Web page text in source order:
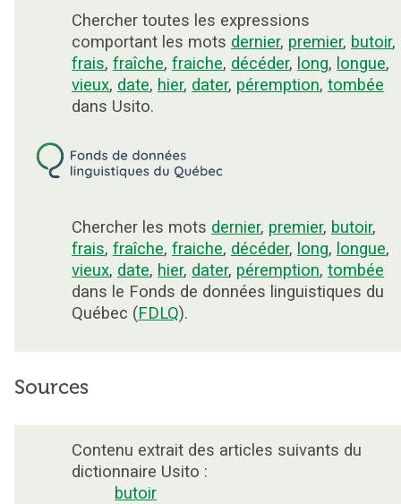
Chercher toutes les expressions
comportant les mots dernier, premier, butoir,
frais, fraîche, fraiche, décéder, long, longue,
vieux, date, hier, dater, péremption, tombée
dans Usito.
Chercher les mots dernier, premier, butoir,
frais, fraîche, fraiche, décéder, long, longue,
vieux, date, hier, dater, péremption, tombée
dans le Fonds de données linguistiques du
Québec (FDLQ).
Sources
Contenu extrait des articles suivants du
dictionnaire Usito :
butoir